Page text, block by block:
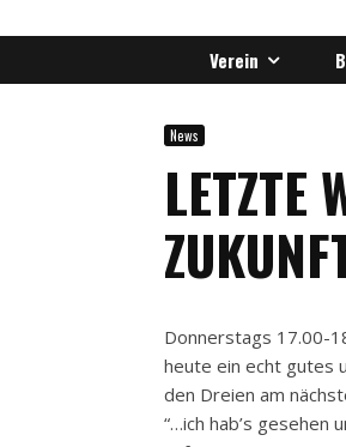
Verein
News
LETZTE
Donnerstags 17.00-
heute ein echt gutes
den Dreien am
“…ich hab’s gesehen